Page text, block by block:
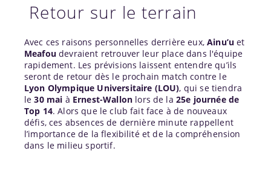
Retour sur le terrain
Avec ces raisons personnelles derrière eux,Ainu’u et
Meafoudevraient retrouver leur place dans l'équipe
rapidement. Les prévisions laissent entendre qu’ils
seront de retour dès le prochain match contre le
Lyon Olympique Universitaire (LOU), qui se tiendra
le30 mai à Ernest-Wallon lors de la 25e journée de
Top 14. Alors que le club fait face à de nouveaux
défis, ces absences de dernière minute rappellent
l’importance de la flexibilité et de la compréhension
dans le milieu sportif.